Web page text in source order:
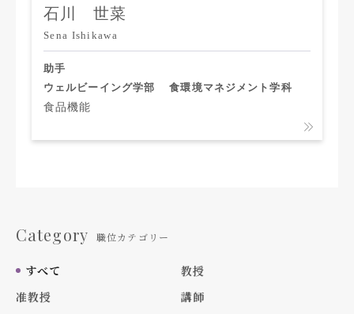
石川 世菜
Sena Ishikawa
助手
ウェルビーイング学部
食環境マネジメント学科
食品機能
Category 職位カテゴリー
すべて
教授
准教授
講師